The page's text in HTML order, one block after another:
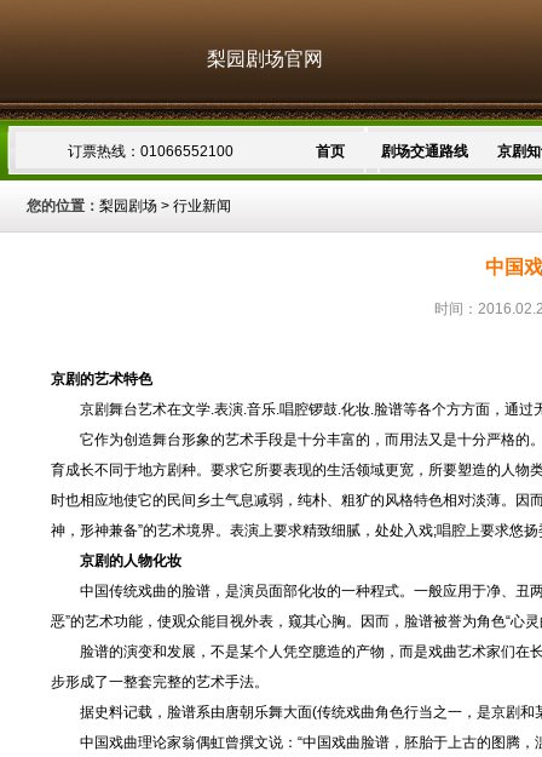
梨园剧场官网
订票热线：01066552100 首页 剧场交通路线 京剧
您的位置： 梨园剧场 > 行业新闻
中国
时间：
京剧的艺术特色
京剧舞台艺术在文学.表演.音乐.唱腔锣鼓.化妆.脸谱等各个方方面，通过
它作为创造舞台形象的艺术手段是十分丰富的，而用法又是十分严格的
育成长不同于地方剧种。要求它所要表现的生活领域更宽，所要塑造的人
时也相应地使它的民间乡土气息减弱，纯朴、粗犷的风格特色相对淡薄。
神，形神兼备”的艺术境界。表演上要求精致细腻，处处入戏;唱腔上要求悠
京剧的人物化妆
中国传统戏曲的脸谱，是演员面部化妆的一种程式。一般应用于净、丑
恶”的艺术功能，使观众能目视外表，窥其心胸。因而，脸谱被誉为角色“心灵
脸谱的演变和发展，不是某个人凭空臆造的产物，而是戏曲艺术家们在
步形成了一整套完整的艺术手法。
据史料记载，脸谱系由唐朝乐舞大面(传统戏曲角色行当之一，是京剧和
中国戏曲理论家翁偶虹曾撰文说：“中国戏曲脸谱，胚胎于上古的图腾，